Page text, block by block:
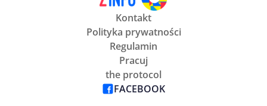
Kontakt
Polityka prywatności
Regulamin
Pracuj
the protocol
FACEBOOK